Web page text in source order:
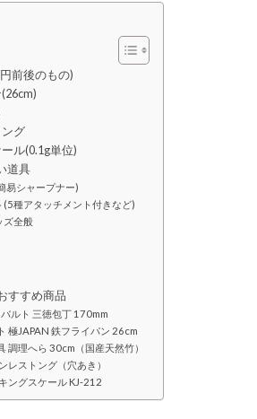
前後のもの)
グ
ル(0.1g単位)
道具
易シャープナー)
(5種アタッチメント付きなど)
ズ全般
すすめ商品
ルト 三徳包丁 170mm
極JAPAN 鉄フライパン 26cm
調理へら 30cm（国産天然竹）
レストング（穴あき）
ングスケール KJ-212